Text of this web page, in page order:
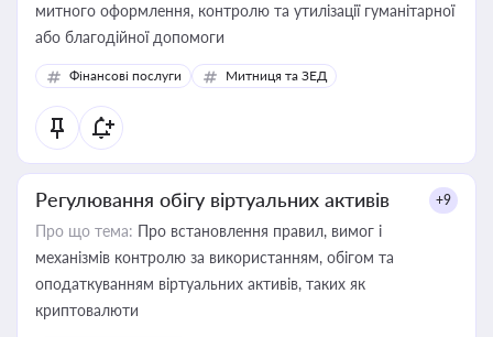
митного оформлення, контролю та утилізації гуманітарної
або благодійної допомоги
Фінансові послуги Митниця та ЗЕД
Регулювання обігу віртуальних активів +9
Про що тема: Про встановлення правил, вимог і
механізмів контролю за використанням, обігом та
оподаткуванням віртуальних активів, таких як
криптовалюти